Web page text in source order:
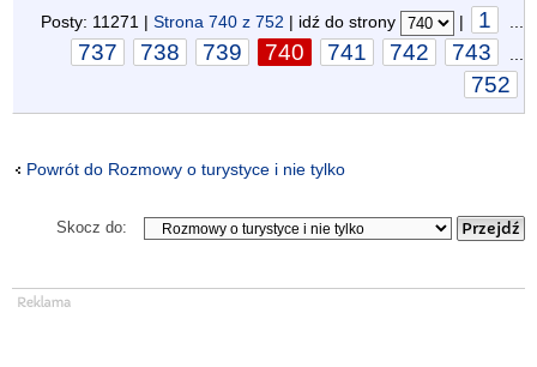
Posty: 11271 | Strona 740 z 752 | idź do strony | 1 ...
737 738 739 740 741 742 743 ...
752
Powrót do Rozmowy o turystyce i nie tylko
Skocz do: